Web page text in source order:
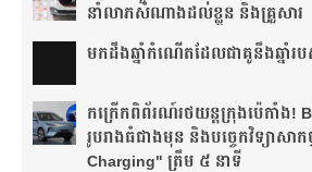
នាំលាភសំណាងដល់ខ្លួន និងគ្រួសារ
មក​ដឹងឆ្នាំ​កំណើត​ដែល​ជា​គូ​នឹង​ឆ្នាំ​រប
កក្រើកពិព័រណ៍រថយន្តក្រុងប៉េកាំង!
រូបរាងធំជាងមុន និងបច្ចេកវិទ្យាសា
Charging" ត្រឹម ៥ នាទី